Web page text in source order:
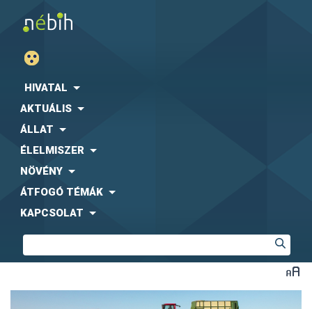
HIVATAL
AKTUÁLIS
ÁLLAT
ÉLELMISZER
NÖVÉNY
ÁTFOGÓ TÉMÁK
KAPCSOLAT